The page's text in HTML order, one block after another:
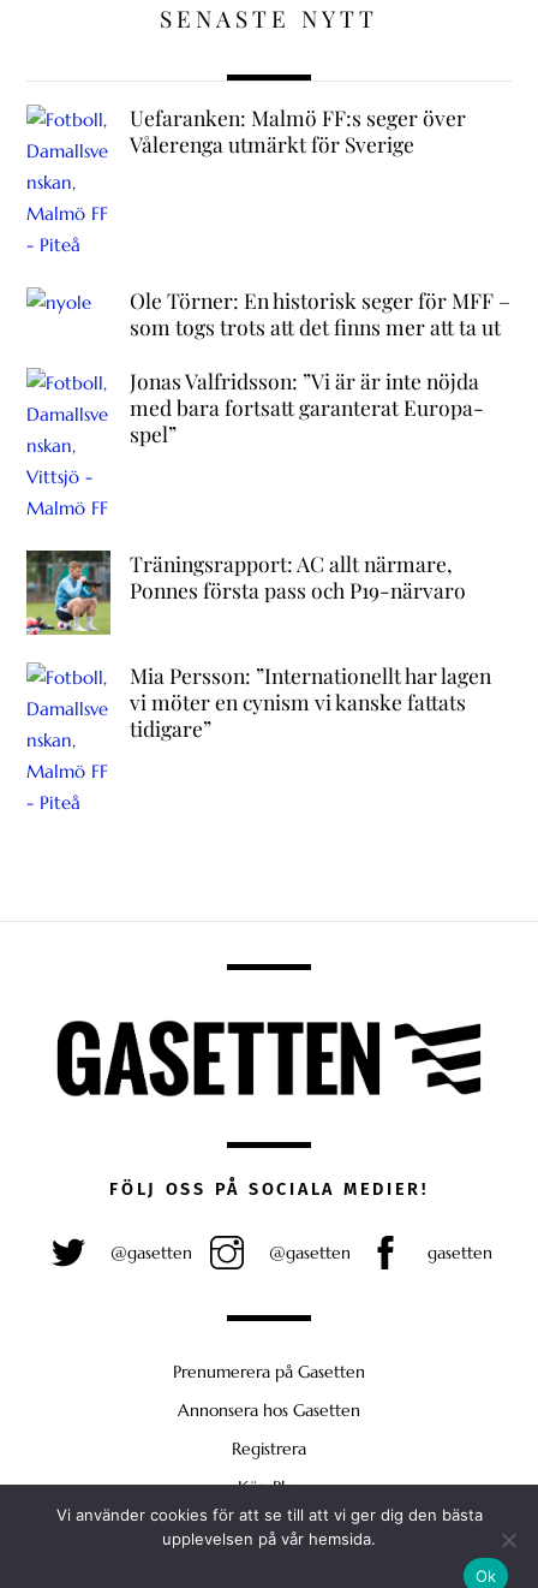
SENASTE NYTT
Uefaranken: Malmö FF:s seger över
Vålerenga utmärkt för Sverige
Ole Törner: En historisk seger för MFF –
som togs trots att det finns mer att ta ut
Jonas Valfridsson: ”Vi är är inte nöjda
med bara fortsatt garanterat Europa-
spel”
Träningsrapport: AC allt närmare,
Ponnes första pass och P19-närvaro
Mia Persson: ”Internationellt har lagen
vi möter en cynism vi kanske fattats
tidigare”
To
FÖLJ OSS PÅ SOCIALA MEDIER!
@gasetten @gasetten gasetten
Prenumerera på Gasetten
Annonsera hos Gasetten
Registrera
Köp Plus
Vi använder cookies för att se till att vi ger dig den bästa
upplevelsen på vår hemsida.
Ok